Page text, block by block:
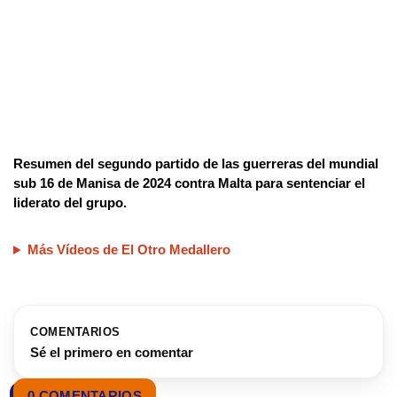
Resumen del segundo partido de las guerreras del mundial
sub 16 de Manisa de 2024 contra Malta para sentenciar el
liderato del grupo.
Más Vídeos de El Otro Medallero
COMENTARIOS
Sé el primero en comentar